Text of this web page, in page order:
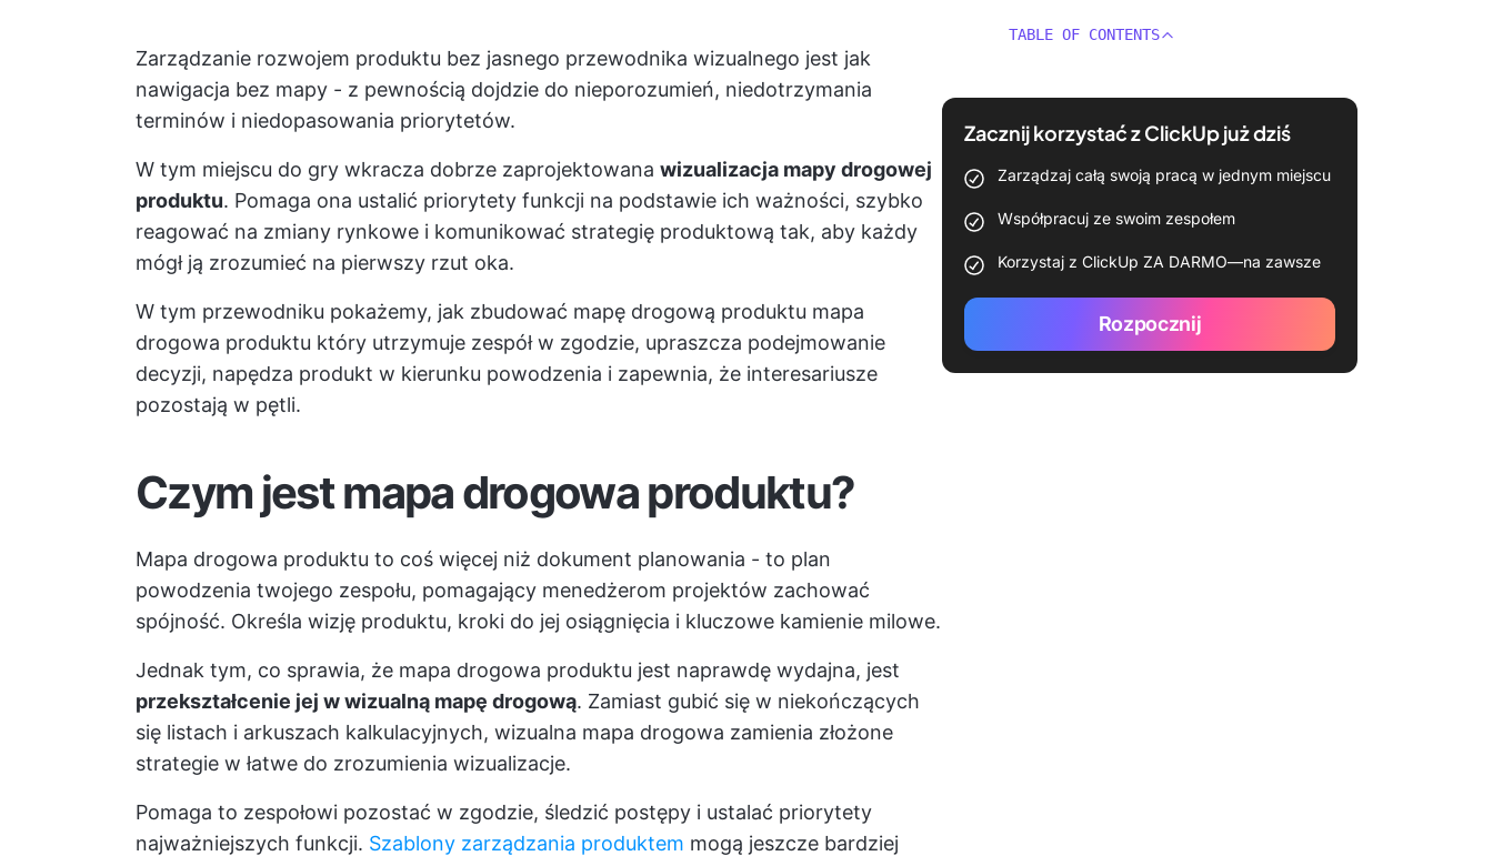
Zarządzanie rozwojem produktu bez jasnego przewodnika wizualnego jest jak
nawigacja bez mapy - z pewnością dojdzie do nieporozumień, niedotrzymania
terminów i niedopasowania priorytetów.
W tym miejscu do gry wkracza dobrze zaprojektowana wizualizacja mapy drogowej
produktu. Pomaga ona ustalić priorytety funkcji na podstawie ich ważności, szybko
reagować na zmiany rynkowe i komunikować strategię produktową tak, aby każdy
mógł ją zrozumieć na pierwszy rzut oka.
W tym przewodniku pokażemy, jak zbudować mapę drogową produktu mapa
drogowa produktu który utrzymuje zespół w zgodzie, upraszcza podejmowanie
decyzji, napędza produkt w kierunku powodzenia i zapewnia, że interesariusze
pozostają w pętli.
Czym jest mapa drogowa produktu?
Mapa drogowa produktu to coś więcej niż dokument planowania - to plan
powodzenia twojego zespołu, pomagający menedżerom projektów zachować
spójność. Określa wizję produktu, kroki do jej osiągnięcia i kluczowe kamienie milowe.
Jednak tym, co sprawia, że mapa drogowa produktu jest naprawdę wydajna, jest
przekształcenie jej w wizualną mapę drogową. Zamiast gubić się w niekończących
się listach i arkuszach kalkulacyjnych, wizualna mapa drogowa zamienia złożone
strategie w łatwe do zrozumienia wizualizacje.
Pomaga to zespołowi pozostać w zgodzie, śledzić postępy i ustalać priorytety
najważniejszych funkcji. Szablony zarządzania produktem mogą jeszcze bardziej
TABLE OF CONTENTS
Zacznij korzystać z ClickUp już dziś
Zarządzaj całą swoją pracą w jednym miejscu
Współpracuj ze swoim zespołem
Korzystaj z ClickUp ZA DARMO—na zawsze
Rozpocznij